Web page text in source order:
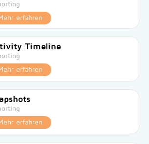
erfahren
Timeline
erfahren
erfahren